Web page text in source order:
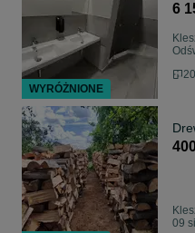
6
09
WYRÓŻNIONE